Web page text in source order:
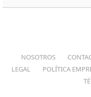
NOSOTROS
LEGAL
POLÍTICA